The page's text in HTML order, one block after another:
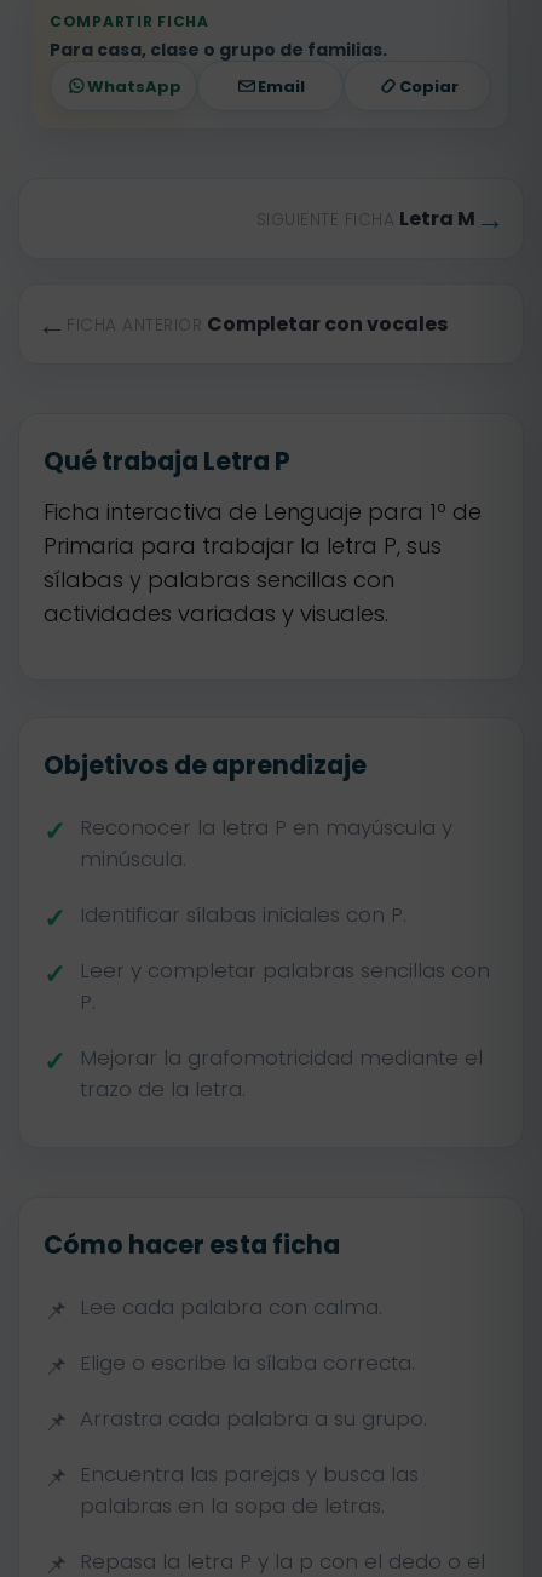
COMPARTIR FICHA
Para casa, clase o grupo de familias.
WhatsApp Email Copiar
← FICHA ANTERIOR Completar con vocales
SIGUIENTE FICHA Letra M →
Qué trabaja Letra P
Ficha interactiva de Lenguaje para 1º de
Primaria para trabajar la letra P, sus
sílabas y palabras sencillas con
actividades variadas y visuales.
Objetivos de aprendizaje
Reconocer la letra P en mayúscula y
minúscula.
Identificar sílabas iniciales con P.
Leer y completar palabras sencillas con
P.
Mejorar la grafomotricidad mediante el
trazo de la letra.
Cómo hacer esta ficha
Lee cada palabra con calma.
Elige o escribe la sílaba correcta.
Arrastra cada palabra a su grupo.
Encuentra las parejas y busca las
palabras en la sopa de letras.
Repasa la letra P y la p con el dedo o el